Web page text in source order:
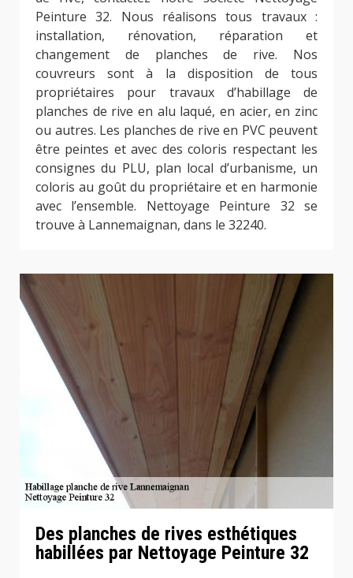
Peinture 32. Nous réalisons tous travaux :
installation, rénovation, réparation et
changement de planches de rive. Nos
couvreurs sont à la disposition de tous
propriétaires pour travaux d’habillage de
planches de rive en alu laqué, en acier, en zinc
ou autres. Les planches de rive en PVC peuvent
être peintes et avec des coloris respectant les
consignes du PLU, plan local d’urbanisme, un
coloris au goût du propriétaire et en harmonie
avec l’ensemble. Nettoyage Peinture 32 se
trouve à Lannemaignan, dans le 32240.
Des planches de rives esthétiques
habillées par Nettoyage Peinture 32